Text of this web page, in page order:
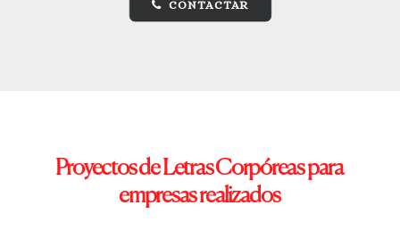
CONTACTAR
ProyectosdeLetrasCorpóreaspara
empresasrealizados